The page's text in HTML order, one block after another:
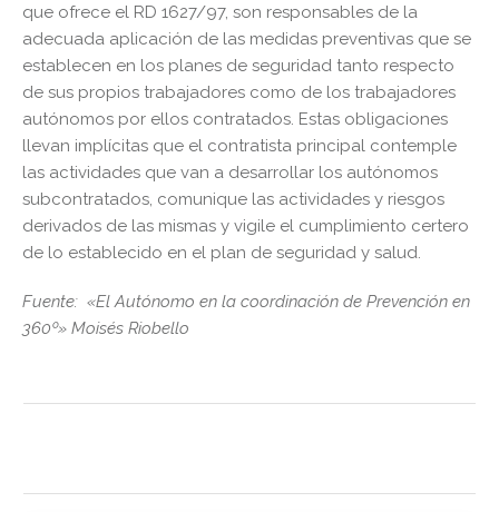
que ofrece el RD 1627/97, son responsables de la
adecuada aplicación de las medidas preventivas que se
establecen en los planes de seguridad tanto respecto
de sus propios trabajadores como de los trabajadores
autónomos por ellos contratados. Estas obligaciones
llevan implícitas que el contratista principal contemple
las actividades que van a desarrollar los autónomos
subcontratados, comunique las actividades y riesgos
derivados de las mismas y vigile el cumplimiento certero
de lo establecido en el plan de seguridad y salud.
Fuente: «El Autónomo en la coordinación de Prevención en
360º» Moisés Riobello